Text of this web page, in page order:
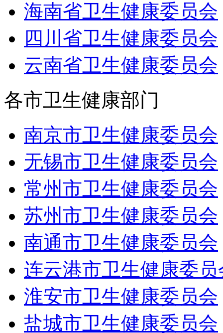
海南省卫生健康委员会
四川省卫生健康委员会
云南省卫生健康委员会
各市卫生健康部门
南京市卫生健康委员会
无锡市卫生健康委员会
常州市卫生健康委员会
苏州市卫生健康委员会
南通市卫生健康委员会
连云港市卫生健康委员
淮安市卫生健康委员会
盐城市卫生健康委员会